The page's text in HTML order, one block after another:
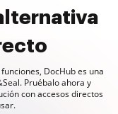
DocHub es una
Pruébalo ahora y
con accesos directos